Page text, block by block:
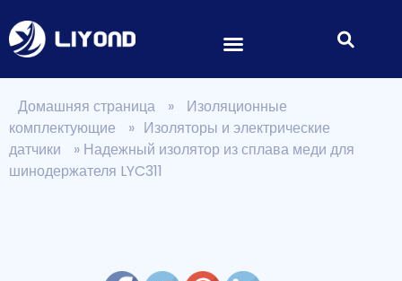
Домашняя страница »
Изоляционные
комплектующие
» Изоляторы и электрические
датчики
» Надежный изолятор из сплава меди для
шинодержателя LYC311